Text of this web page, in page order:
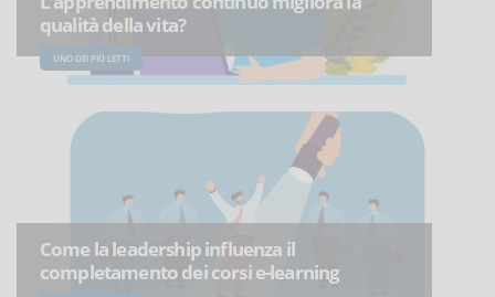
qualità della vita?
UNO DEI PIÙ LETTI
Come la leadership influenza il
completamento dei corsi e-learning